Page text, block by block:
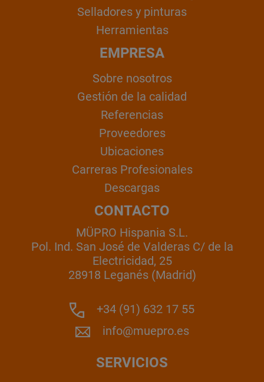
Selladores y pinturas
Herramientas
EMPRESA
Sobre nosotros
Gestión de la calidad
Referencias
Proveedores
Ubicaciones
Carreras Profesionales
Descargas
CONTACTO
MÜPRO Hispania S.L.
Pol. Ind. San José de Valderas C/ de la
Electricidad, 25
28918 Leganés (Madrid)
+34 (91) 632 17 55
info@muepro.es
SERVICIOS